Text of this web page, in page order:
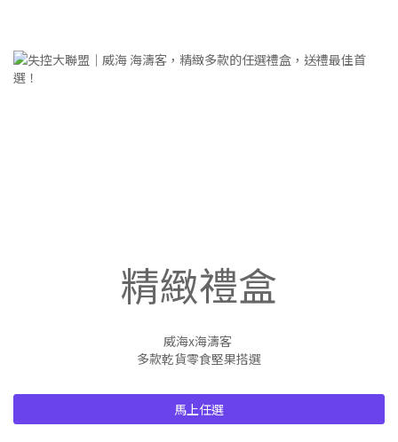
精緻禮盒
威海x海濤客
多款乾貨零食堅果搭選
馬上任選